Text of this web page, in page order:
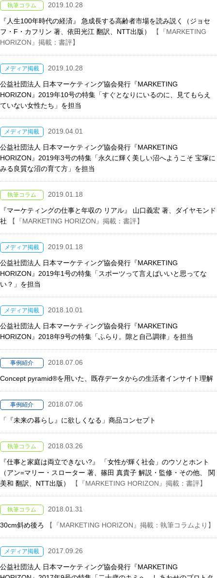
執筆コラム 2019.10.28
『人生100年時代の経済』 急成長する高齢者市場を読み説く（ジョセ
フ・F・カフリン 著、依田光江 翻訳、NTT出版）
【『MARKETING
HORIZON』掲載：書評】
メディア掲載 2019.10.28
公益社団法人 日本マーケティング協会発行『MARKETING
HORIZON』2019年10号の特集「すぐとなりにいるのに、見てもらえ
ていない女性たち」を担当
メディア掲載 2019.04.01
公益社団法人 日本マーケティング協会発行『MARKETING
HORIZON』2019年3号の特集「永久に輝く美しい沼へようこそ 宝塚に
みる良質な沼の育て方」を担当
執筆コラム 2019.01.18
『マーケティングの仕事と年収の リアル』 山口義宏 著、ダイヤモンド
社
【『MARKETING HORIZON』掲載：書評】
メディア掲載 2019.01.18
公益社団法人 日本マーケティング協会発行『MARKETING
HORIZON』2019年1号の特集「スポーツって言えばいいと思ってな
い？」を担当
メディア掲載 2018.10.01
公益社団法人 日本マーケティング協会発行『MARKETING
HORIZON』2018年9号の特集「ふらり。隙と自己調律」を担当
事例紹介 2018.07.06
Concept pyramid®を用いた、既存データからの生活者インサイト理解
事例紹介 2018.07.06
「『未来の暮らし』に欲しくなる」商品コンセプト
執筆コラム 2018.03.26
『仕事と家庭は両立できない?』 「女性が輝く社会」のウソとホント
（アン=マリー・スローター 著、篠田 真貴子 解説・監修・その他、 関
美和 翻訳、NTT出版）
【『MARKETING HORIZON』掲載：書評】
執筆コラム 2018.01.31
30cm斜め後ろ 【『MARKETING HORIZON』掲載：執筆コラムより】
メディア掲載 2017.09.26
公益社団法人 日本マーケティング協会発行『MARKETING